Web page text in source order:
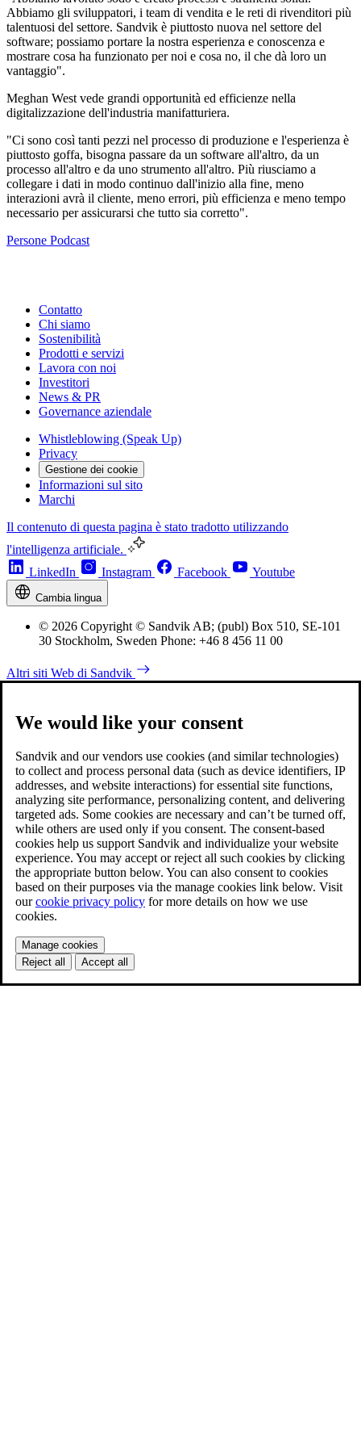
Abbiamo gli sviluppatori, i team di vendita e le reti di rivenditori più
talentuosi del settore. Sandvik è piuttosto nuova nel settore del
software; possiamo portare la nostra esperienza e conoscenza e
mostrare cosa ha funzionato per noi e cosa no, il che dà loro un
vantaggio".
Meghan West vede grandi opportunità ed efficienze nella
digitalizzazione dell'industria manifatturiera.
"Ci sono così tanti pezzi nel processo di produzione e l'esperienza è
piuttosto goffa, bisogna passare da un software all'altro, da un
processo all'altro e da uno strumento all'altro. Più riusciamo a
collegare i dati in modo continuo dall'inizio alla fine, meno
interazioni avrà il cliente, meno errori, più efficienza e meno tempo
necessario per assicurarsi che tutto sia corretto".
Persone Podcast
Contatto
Chi siamo
Sostenibilità
Prodotti e servizi
Lavora con noi
Investitori
News & PR
Governance aziendale
Whistleblowing (Speak Up)
Privacy
Gestione dei cookie
Informazioni sul sito
Marchi
Il contenuto di questa pagina è stato tradotto utilizzando
l'intelligenza artificiale.
LinkedIn
Instagram Facebook Youtube
Cambia lingua
© 2026 Copyright © Sandvik AB; (publ) Box 510, SE-101
30 Stockholm, Sweden Phone: +46 8 456 11 00
Altri siti Web di Sandvik
We would like your consent
Sandvik and our vendors use cookies (and similar technologies)
to collect and process personal data (such as device identifiers, IP
addresses, and website interactions) for essential site functions,
analyzing site performance, personalizing content, and delivering
targeted ads. Some cookies are necessary and can’t be turned off,
while others are used only if you consent. The consent-based
cookies help us support Sandvik and individualize your website
experience. You may accept or reject all such cookies by clicking
the appropriate button below. You can also consent to cookies
based on their purposes via the manage cookies link below. Visit
ourcookie privacy policy for more details on how we use
cookies.
Manage cookies
Reject all
Accept all